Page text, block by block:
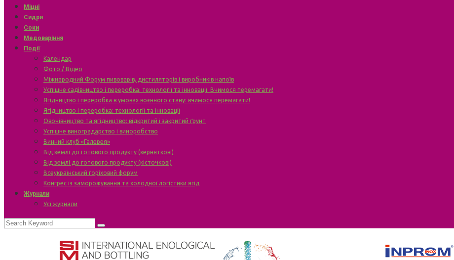
Міцні
Сидри
Соки
Медоваріння
Події
Календар
Фото / Відео
Міжнародний Форум пивоварів, дистиляторів і виробників напоїв
Успішне садівництво і переробка: технології та інновації. Вчимося перемагати!
Ягідництво і переробка в умовах воєнного стану: вчимося перемагати!
Ягідництво і переробка: технології та інновації
Овочівництво та ягідництво: відкритий і закритий ґрунт
Успішне виноградарство і виноробство
Винний клуб «Галерея»
Від землі до готового продукту (зерняткові)
Від землі до готового продукту (кісточкові)
Всеукраїнський горіховий форум
Конгрес із заморожування та холодної логістики ягід
Журнали
Усі журнали